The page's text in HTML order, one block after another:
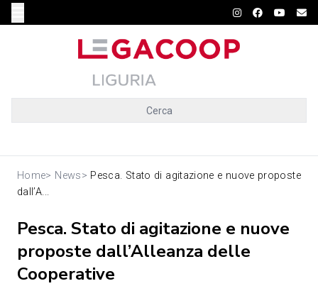
Cerca
Home> News> Pesca. Stato di agitazione e nuove proposte
dall’A...
Pesca. Stato di agitazione e nuove
proposte dall’Alleanza delle
Cooperative